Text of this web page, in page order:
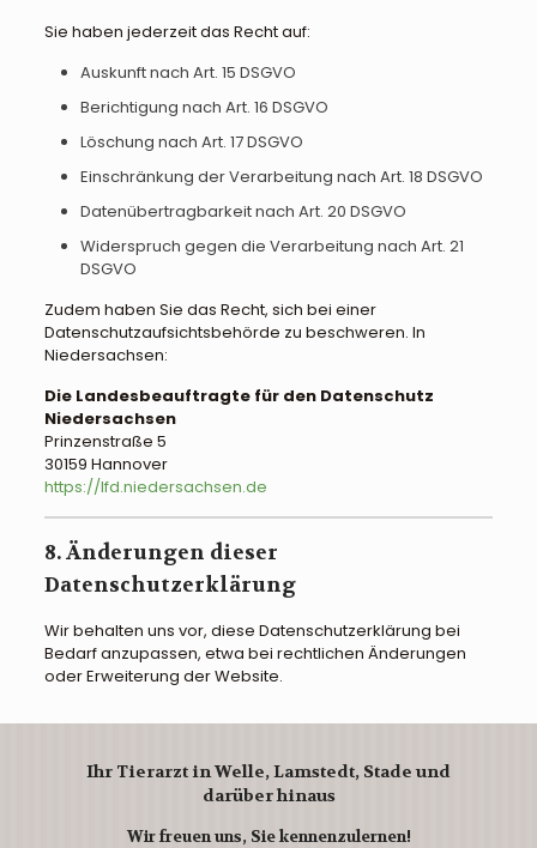
Sie haben jederzeit das Recht auf:
Auskunft nach Art. 15 DSGVO
Berichtigung nach Art. 16 DSGVO
Löschung nach Art. 17 DSGVO
Einschränkung der Verarbeitung nach Art. 18 DSGVO
Datenübertragbarkeit nach Art. 20 DSGVO
Widerspruch gegen die Verarbeitung nach Art. 21
DSGVO
Zudem haben Sie das Recht, sich bei einer
Datenschutzaufsichtsbehörde zu beschweren. In
Niedersachsen:
Die Landesbeauftragte für den Datenschutz
Niedersachsen
Prinzenstraße 5
30159 Hannover
https://lfd.niedersachsen.de
8. Änderungen dieser
Datenschutzerklärung
Wir behalten uns vor, diese Datenschutzerklärung bei
Bedarf anzupassen, etwa bei rechtlichen Änderungen
oder Erweiterung der Website.
Ihr Tierarzt in Welle, Lamstedt, Stade und
darüber hinaus
Wir freuen uns, Sie kennenzulernen!